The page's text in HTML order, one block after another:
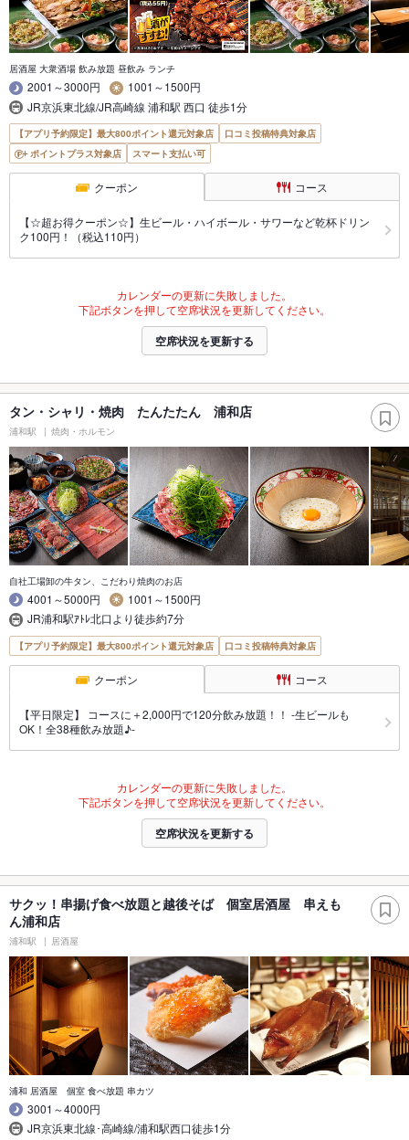
居酒屋 大衆酒場 飲み放題 昼飲み ランチ
2001～3000円
1001～1500円
JR京浜東北線/JR高崎線 浦和駅 西口 徒歩1分
【アプリ予約限定】最大800ポイント還元対象店
口コミ投稿特典対象店
ポイントプラス対象店
スマート支払い可
クーポン コース
【☆超お得クーポン☆】生ビール・ハイボール・サワーなど乾杯ドリン
ク100円！（税込110円）
カレンダーの更新に失敗しました。
下記ボタンを押して空席状況を更新してください。
空席状況を更新する
タン・シャリ・焼肉 たんたたん 浦和店
浦和駅 焼肉・ホルモン
自社工場卸の牛タン、こだわり焼肉のお店
4001～5000円
1001～1500円
JR浦和駅ｱﾄﾚ北口より徒歩約7分
【アプリ予約限定】最大800ポイント還元対象店 口コミ投稿特典対象店
クーポン コース
【平日限定】 コースに＋2,000円で120分飲み放題！！ -生ビールも
OK！全38種飲み放題♪-
カレンダーの更新に失敗しました。
下記ボタンを押して空席状況を更新してください。
空席状況を更新する
サクッ！串揚げ食べ放題と越後そば 個室居酒屋 串えも
ん浦和店
浦和駅 居酒屋
浦和 居酒屋 個室 食べ放題 串カツ
3001～4000円
JR京浜東北線･高崎線/浦和駅西口徒歩1分